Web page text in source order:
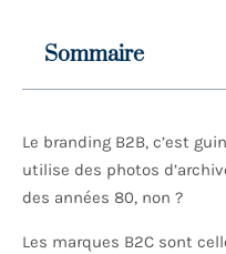
Sommaire
Le branding B2B, c’est
utilise des photos
des années 80, non ?
Les marques B2C sont